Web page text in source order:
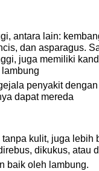
antara lain:
dan asparagus.
juga memiliki
penyakit
dapat mereda
kulit, juga lebih
dikukus, atau
baik oleh lambung.